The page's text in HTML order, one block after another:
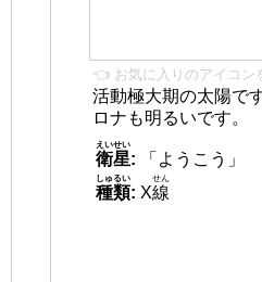
👈 お気に入りのアイコン
活動極大期の太陽で
ロナも明るいです。
衛星
えいせい
:
「ようこう」
種類
しゅるい
: X線
せん